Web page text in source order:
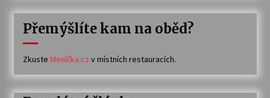
Přemýšlíte kam na oběd?
Zkuste Meníčka.cz v místních restauracích.